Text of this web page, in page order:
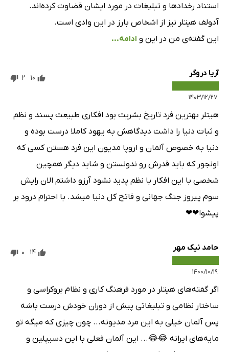
استناد رخدادها و تبلیغات در مورد ایشان قضاوت کرده‌اند.
آدولف هیتلر نیز از اشخاص بارز در این وادی است.
این گفته‌ی من در این و ادامه...
آریا دروگر
۱۴۰۳/۱۲/۲۷
10
2
هیتلر بهترین فرد تاریخ بشریت بود افکاری طبیعت پسند و نظم
و ثبات دنیا را داشت دیدگاهش به یهود کاملا درست بوده و
دنیا به خصوص آلمان و اروپا مدیون این فرد هستن کسی که
اونجور که باید قدرش رو ندونستن و شاید دیگر همچین
شخصی با این افکار با نظم پدید نشود آرزو داشتم الان رایش
سوم پیروز جنگ جهانی و فاتح کل دنیا میشد. با احترام درود بر
پیشوا❤❤
حامد نیک مهر
۱۴۰۰/۱۰/۱۹
14
0
اگر گفته‌های هیتلر در مورد فرهنگ کاری و نظام بروکراسی و
ساختار نظامی و تبلیغاتی پیش از دوران خودش درست باشه
پس آلمان خیلی به این مرد مدیونه... چون چیزی که میگه تو
مایه‌های ایرانه 😂😂... این آلمان فعلی با این دسیپلین و